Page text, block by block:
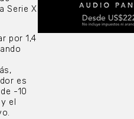
Serie X
por 1,4
es
-10
el